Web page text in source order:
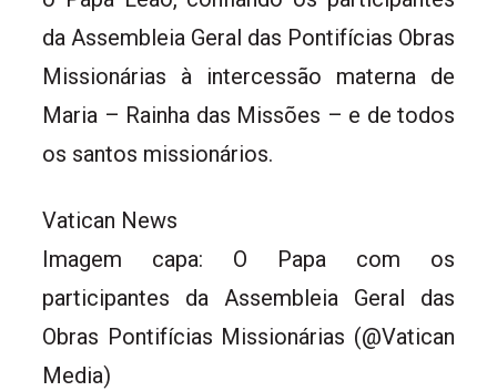
da Assembleia Geral das Pontifícias Obras
Missionárias à intercessão materna de
Maria – Rainha das Missões – e de todos
os santos missionários.
Vatican News
Imagem capa: O Papa com os
participantes da Assembleia Geral das
Obras Pontifícias Missionárias (@Vatican
Media)